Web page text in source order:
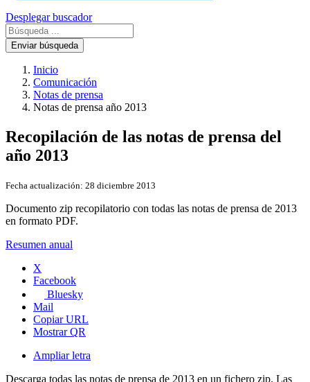
Desplegar buscador
Enviar búsqueda
Inicio
Comunicación
Notas de prensa
Notas de prensa año 2013
Recopilación de las notas de prensa del
año 2013
Fecha actualización: 28 diciembre 2013
Documento zip recopilatorio con todas las notas de prensa de 2013
en formato PDF.
Resumen anual
X
Facebook
Bluesky
Mail
Copiar URL
Mostrar QR
Ampliar letra
Descarga todas las notas de prensa de 2013 en un fichero zip. Las